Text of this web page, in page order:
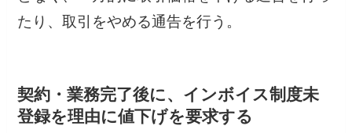
たり、取引をやめる通告を行う。
契約・業務完了後に、インボイス制度未
登録を理由に値下げを要求する